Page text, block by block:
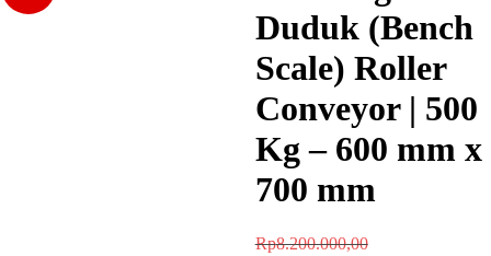
Duduk (Bench
Scale) Roller
Conveyor | 500
Kg – 600 mm x
700 mm
Rp8.200.000,00Harga